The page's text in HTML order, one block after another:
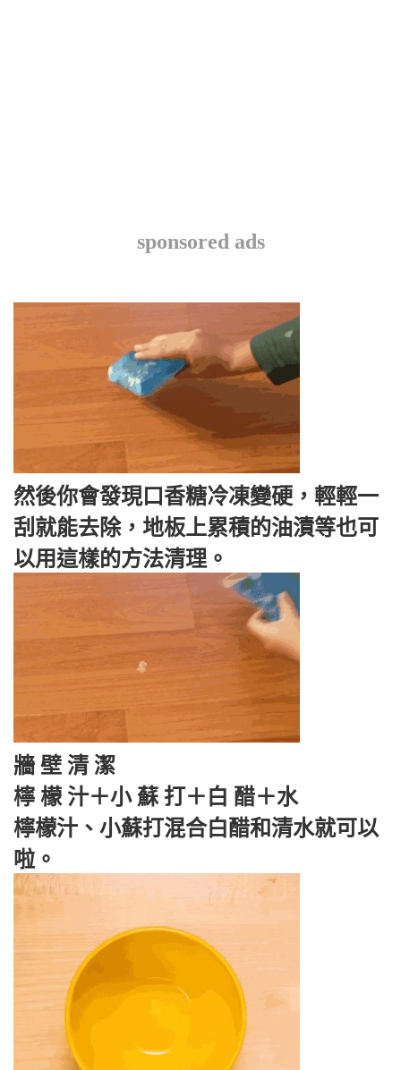
sponsored ads
然後你會發現口香糖冷凍變硬，輕輕一
刮就能去除，地板上累積的油漬等也可
以用這樣的方法清理。
牆 壁 清 潔
檸 檬 汁＋小 蘇 打＋白 醋＋水
檸檬汁、小蘇打混合白醋和清水就可以
啦。